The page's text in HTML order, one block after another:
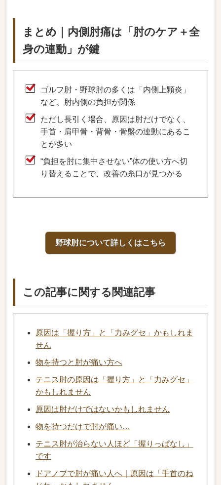
まとめ｜内側肘痛は「肘のケア＋全
身の連動」が鍵
ゴルフ肘・野球肘の多くは「内側上顆炎」
など、肘内側の負担が関係
ただし長引く場合、原因は肘だけでなく、
手首・肩甲骨・背骨・骨盤の連動にあるこ
とが多い
“負担を肘に集中させない”体の使い方へ切
り替えることで、改善の糸口が見つかる
野球肘について詳しくはこちら
この記事に関する関連記事
原因は「握り方」と「力みグセ」かもしれま
せん
物を持つと肘が痛い方へ
テニス肘の原因は「握り方」と「力みグセ」
かもしれません
原因は肘だけではないかもしれません
物を持つだけで肘が痛い…
テニス肘が治らない人ほど「握りっぱなし」
です
ドアノブで肘が痛い人へ｜原因は「手首のね